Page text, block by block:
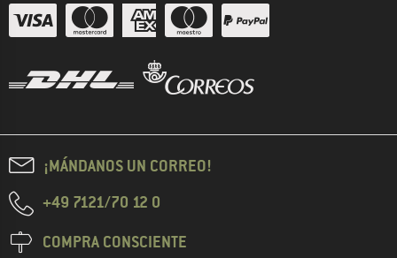
¡MÁNDANOS UN CORREO!
+49 7121/70 12 0
COMPRA CONSCIENTE